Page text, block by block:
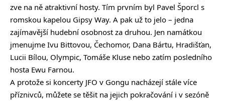
zve na ně atraktivní hosty. Tím prvním byl Pavel Šporcl s
romskou kapelou Gipsy Way. A pak už to jelo – jedna
zajímavější hudební osobnost za druhou. Jen namátkou
jmenujme Ivu Bittovou, Čechomor, Dana Bártu, Hradišťan,
Lucii Bílou, Olympic, Tomáše Kluse nebo zatím posledního
hosta Ewu Farnou.
A protože si koncerty JFO v Gongu nacházejí stále více
příznivců, můžete se těšit na jejich pokračování i v sezóně